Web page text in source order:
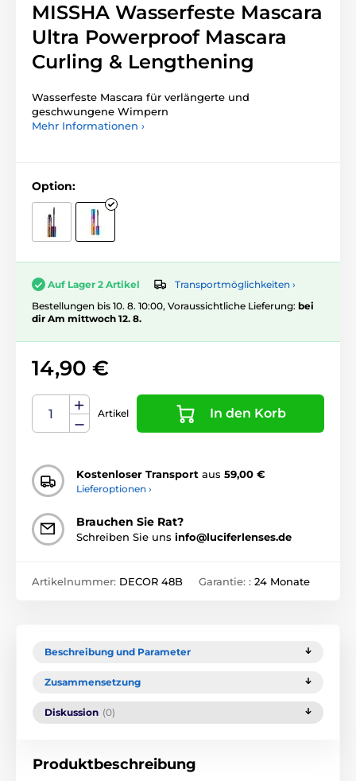
MISSHA Wasserfeste Mascara
Ultra Powerproof Mascara
Curling & Lengthening
Wasserfeste Mascara für verlängerte und
geschwungene Wimpern
Mehr Informationen ›
Option:
Auf Lager 2 Artikel
Transportmöglichkeiten ›
Bestellungen bis 10. 8. 10:00, Voraussichtliche Lieferung: bei
dir Am mittwoch 12. 8.
14,90 €
Artikel In den Korb
Kostenloser Transport aus 59,00 €
Lieferoptionen ›
Brauchen Sie Rat?
Schreiben Sie uns info@luciferlenses.de
Artikelnummer: DECOR 48B Garantie: : 24 Monate
Beschreibung und Parameter
Zusammensetzung
Diskussion (0)
Produktbeschreibung